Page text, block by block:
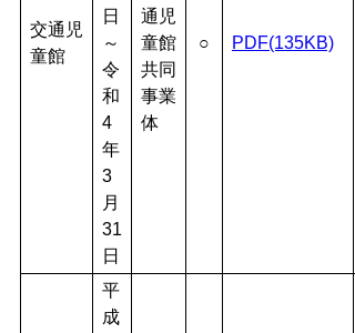
交通児
童館
日
～
令
和
4
年
3
月
31
日
通児
童館
共同
事業
体
○ PDF(135KB)
平
成